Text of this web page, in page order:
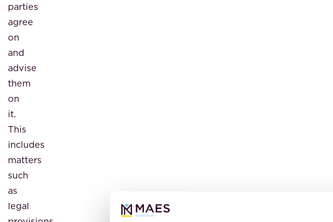
parties
agree
on
and
advise
them
on
it.
This
includes
matters
such
as
legal